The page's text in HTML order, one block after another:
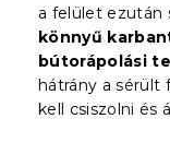
a felület ezután
könnyű
bútorápolási
hátrány a sérült
kell csiszolni és